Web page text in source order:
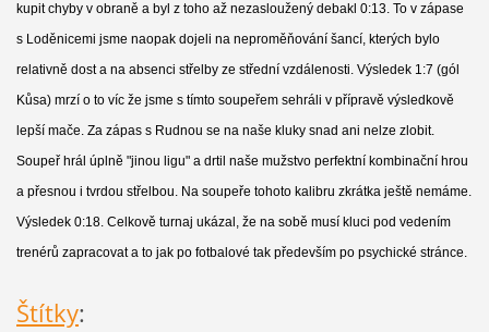
kupit chyby v obraně a byl z toho až nezasloužený debakl 0:13. To v zápase
s Loděnicemi jsme naopak dojeli na neproměňování šancí, kterých bylo
relativně dost a na absenci střelby ze střední vzdálenosti. Výsledek 1:7 (gól
Kůsa) mrzí o to víc že jsme s tímto soupeřem sehráli v přípravě výsledkově
lepší mače. Za zápas s Rudnou se na naše kluky snad ani nelze zlobit.
Soupeř hrál úplně "jinou ligu" a drtil naše mužstvo perfektní kombinační hrou
a přesnou i tvrdou střelbou. Na soupeře tohoto kalibru zkrátka ještě nemáme.
Výsledek 0:18. Celkově turnaj ukázal, že na sobě musí kluci pod vedením
trenérů zapracovat a to jak po fotbalové tak především po psychické stránce.
Štítky: